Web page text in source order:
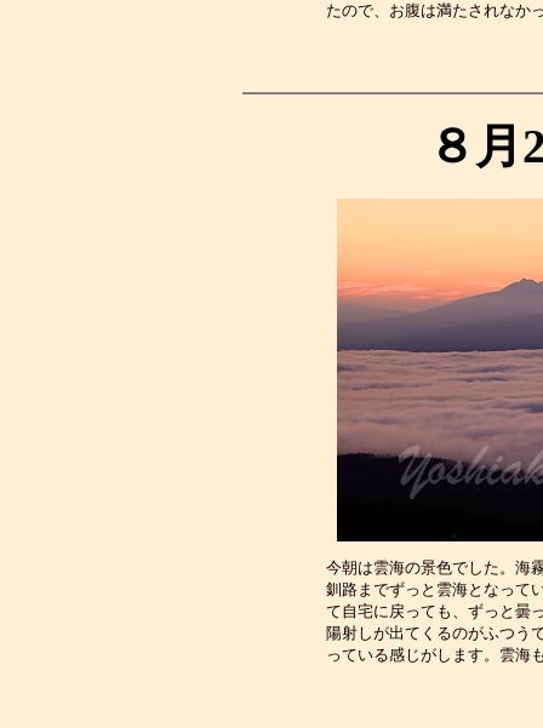
たので、お腹は満たされ
８月
今朝は雲海の景色でした。海
釧路までずっと雲海となって
て自宅に戻っても、ずっと曇
陽射しが出てくるのがふつう
っている感じがします。雲